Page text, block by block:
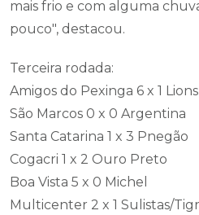
mais frio e com alguma
pouco", destacou.
Terceira rodada:
Amigos do Pexinga 6 x 1 Lions
São Marcos 0 x 0 Argentina
Santa Catarina 1 x 3 Pnegão
Cogacri 1 x 2 Ouro Preto
Boa Vista 5 x 0 Michel
Multicenter 2 x 1 Sulistas/